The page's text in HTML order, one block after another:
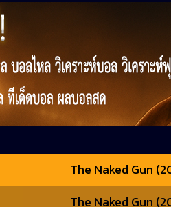
The Naked Gun
The Naked Gun